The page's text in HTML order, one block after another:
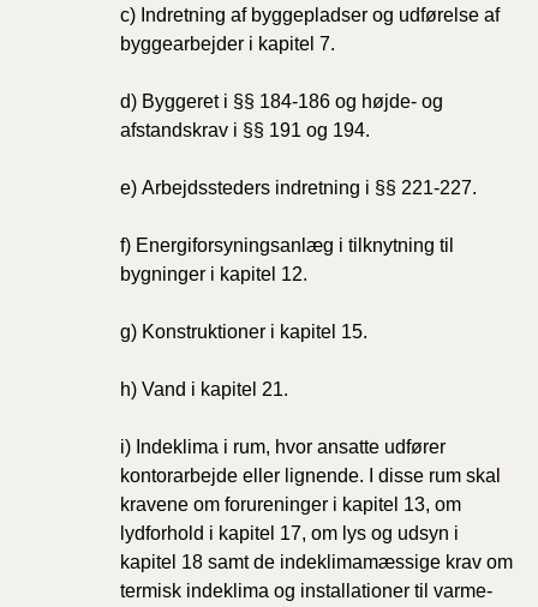
c) Indretning af byggepladser og udførelse af
byggearbejder i kapitel 7.
d) Byggeret i §§ 184-186 og højde- og
afstandskrav i §§ 191 og 194.
e) Arbejdssteders indretning i §§ 221-227.
f) Energiforsyningsanlæg i tilknytning til
bygninger i kapitel 12.
g) Konstruktioner i kapitel 15.
h) Vand i kapitel 21.
i) Indeklima i rum, hvor ansatte udfører
kontorarbejde eller lignende. I disse rum skal
kravene om forureninger i kapitel 13, om
lydforhold i kapitel 17, om lys og udsyn i
kapitel 18 samtde indeklimamæssige krav om
termisk indeklima og installationer til varme-